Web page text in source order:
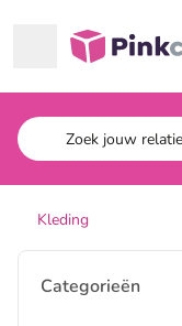
Pinkcube
Kleding
Categorieën